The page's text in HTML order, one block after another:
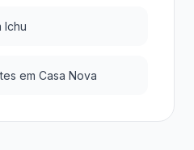
Ichu
em Casa Nova